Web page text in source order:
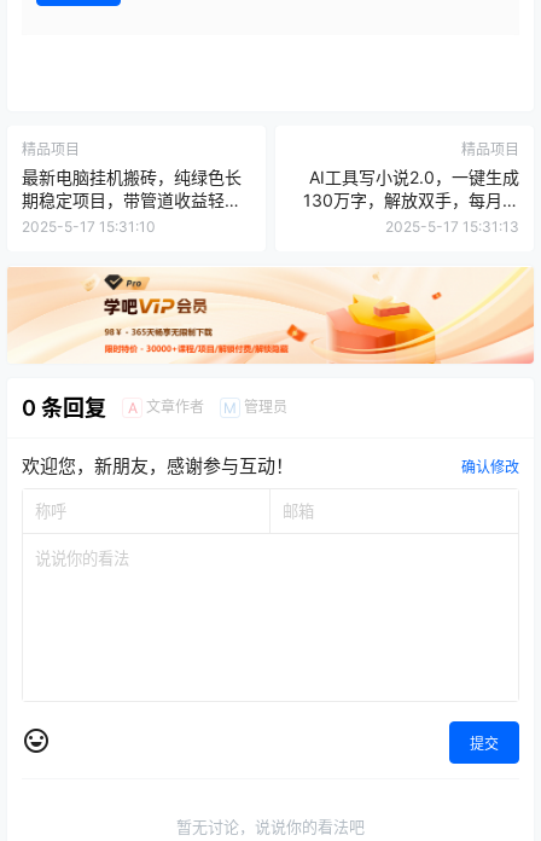
精品项目
最新电脑挂机搬砖，纯绿色长
期稳定项目，带管道收益轻松
日入1000+
2025-5-17 15:31:10
精品项目
AI工具写小说2.0，一键生成
130万字，解放双手，每月躺
赚3w+
2025-5-17 15:31:13
0 条回复 A 文章作者 M 管理员
欢迎您，新朋友，感谢参与互动！ 确认修改
提交
暂无讨论，说说你的看法吧